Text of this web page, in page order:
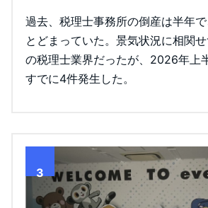
過去、税理士事務所の倒産は半年
とどまっていた。景気状況に相関
の税理士業界だったが、2026年上
すでに4件発生した。
3